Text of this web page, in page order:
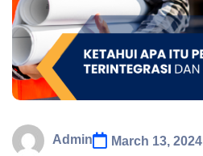
Admin
March 13, 2024